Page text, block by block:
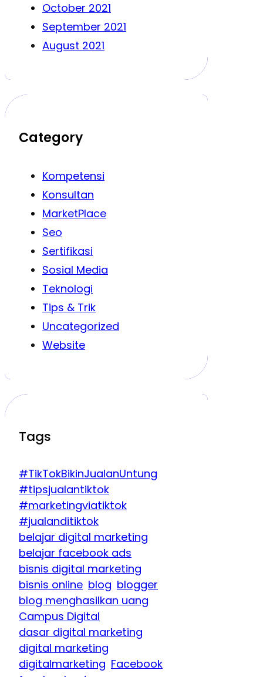
October 2021
September 2021
August 2021
Category
Kompetensi
Konsultan
MarketPlace
Seo
Sertifikasi
Sosial Media
Teknologi
Tips & Trik
Uncategorized
Website
Tags
#TikTokBikinJualanUntung
#tipsjualantiktok
#marketingviatiktok
#jualanditiktok
belajar digital marketing
belajar facebook ads
bisnis digital marketing
bisnis online blog blogger
blog menghasilkan uang
Campus Digital
dasar digital marketing
digital marketing
digitalmarketing Facebook